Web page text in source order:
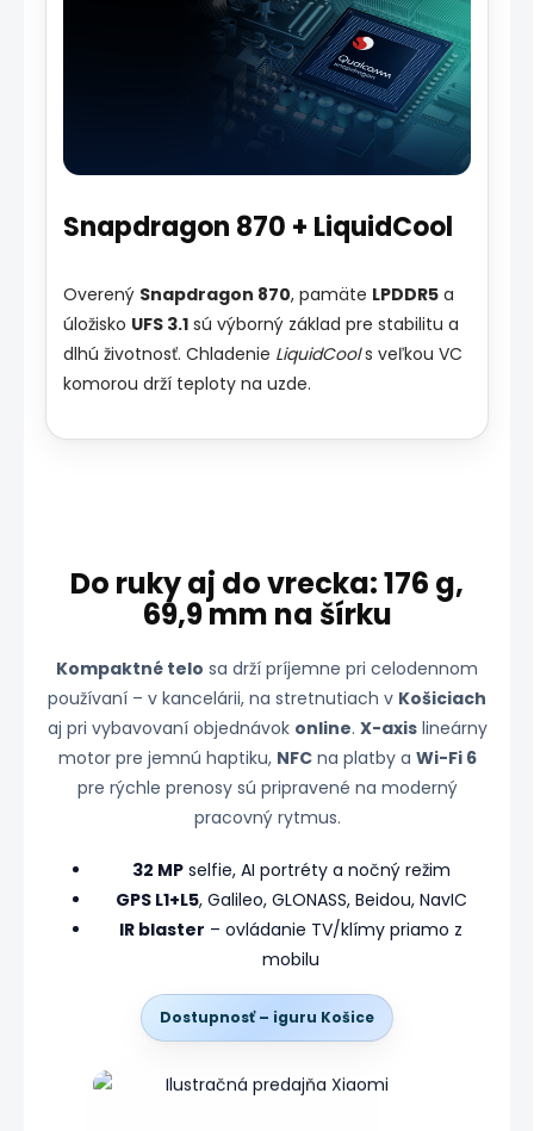
Snapdragon 870 + LiquidCool
Overený Snapdragon 870, pamäte LPDDR5a
úložisko UFS 3.1sú výborný základ pre stabilitu a
dlhú životnosť. Chladenie LiquidCools veľkou VC
komorou drží teploty na uzde.
Do ruky aj do vrecka: 176 g,
69,9 mm na šírku
Kompaktné telo sa drží príjemne pri celodennom
používaní – v kancelárii, na stretnutiach v Košiciach
aj pri vybavovaní objednávok online. X-axislineárny
motor pre jemnú haptiku, NFCna platby a Wi-Fi 6
pre rýchle prenosy sú pripravené na moderný
pracovný rytmus.
32 MPselfie, AI portréty a nočný režim
GPS L1+L5, Galileo, GLONASS, Beidou, NavIC
IR blaster – ovládanie TV/klímy priamo z
mobilu
Dostupnosť – iguru Košice